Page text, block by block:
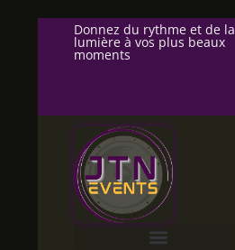
Donnez du rythme et de la
lumière à vos plus beaux
moments